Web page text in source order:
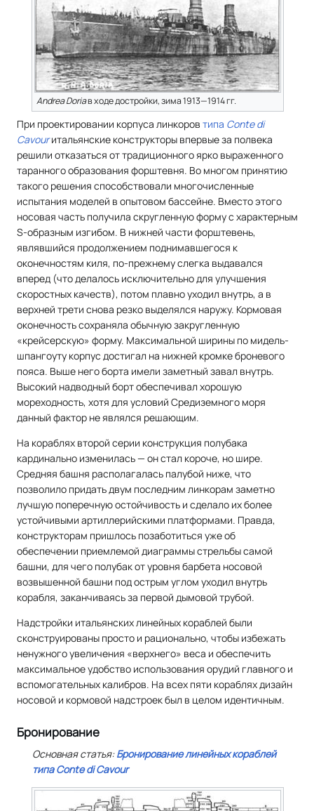
Andrea Doriaв ходе достройки, зима 1913—1914 гг.
При проектировании корпуса линкоров типа Conte di
Cavourитальянские конструкторы впервые за полвека
решили отказаться от традиционного ярко выраженного
таранного образования форштевня. Во многом принятию
такого решения способствовали многочисленные
испытания моделей в опытовом бассейне. Вместо этого
носовая часть получила скругленную форму с характерным
S-образным изгибом. В нижней части форштевень,
являвшийся продолжением поднимавшегося к
оконечностям киля, по-прежнему слегка выдавался
вперед (что делалось исключительно для улучшения
скоростных качеств), потом плавно уходил внутрь, а в
верхней трети снова резко выделялся наружу. Кормовая
оконечность сохраняла обычную закругленную
«крейсерскую» форму. Максимальной ширины по мидель-
шпангоуту корпус достигал на нижней кромке броневого
пояса. Выше него борта имели заметный завал внутрь.
Высокий надводный борт обеспечивал хорошую
мореходность, хотя для условий Средиземного моря
данный фактор не являлся решающим.
На кораблях второй серии конструкция полубака
кардинально изменилась — он стал короче, но шире.
Средняя башня располагалась палубой ниже, что
позволило придать двум последним линкорам заметно
лучшую поперечную остойчивость и сделало их более
устойчивыми артиллерийскими платформами. Правда,
конструкторам пришлось позаботиться уже об
обеспечении приемлемой диаграммы стрельбы самой
башни, для чего полубак от уровня барбета носовой
возвышенной башни под острым углом уходил внутрь
корабля, заканчиваясь за первой дымовой трубой.
Надстройки итальянских линейных кораблей были
сконструированы просто и рационально, чтобы избежать
ненужного увеличения «верхнего» веса и обеспечить
максимальное удобство использования орудий главного и
вспомогательных калибров. На всех пяти кораблях дизайн
носовой и кормовой надстроек был в целом идентичным.
Бронирование
Основная статья:Бронирование линейных кораблей
типаConte di Cavour